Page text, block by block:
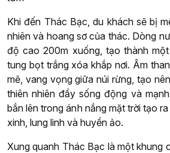
Khi đến Thác Bạc, du khách sẽ bị
nhiên và hoang sơ của thác. Dòng
độ cao 200m xuống, tạo thành một
tung bọt trắng xóa khắp nơi. Âm
mẽ, vang vọng giữa núi rừng, tạo
thiên nhiên đầy sống động và
bắn lên trong ánh nắng mặt trời tạo
xinh, lung linh và huyền ảo.
Xung quanh Thác Bạc là một khung